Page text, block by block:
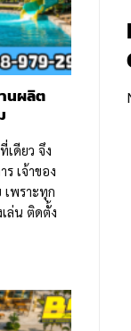
นผลิต
เดียว จึง
เจ้าของ
เพราะทุก
ล่น ติดตั้ง